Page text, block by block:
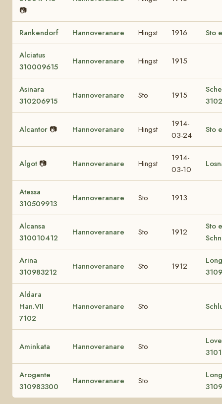
📷
Rankendorf Hannoveranare Hingst 1916 Sto
Alciatus
310009615
Hannoveranare Hingst 1915
Asinara
310206915
Hannoveranare Sto 1915
Alcantor 📷 Hannoveranare Hingst
1914-
03-24
Sto
Algot 📷 Hannoveranare Hingst
1914-
03-10
Atessa
310509913
Hannoveranare Sto 1913
Alcansa
310010412
Hannoveranare Sto 1912
Sto
Arina
310983212
Hannoveranare Sto 1912
Aldara
Han.VII
7102
Hannoveranare Sto
Aminkata Hannoveranare Sto
Arogante
310983300
Hannoveranare Sto